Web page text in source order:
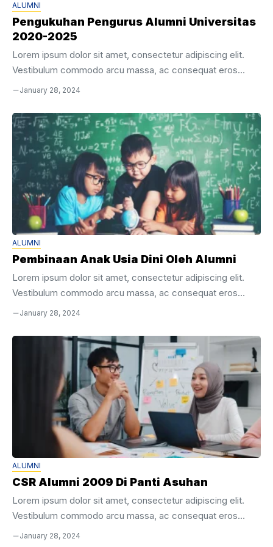
ALUMNI
Pengukuhan Pengurus Alumni Universitas
2020-2025
Lorem ipsum dolor sit amet, consectetur adipiscing elit.
Vestibulum commodo arcu massa, ac consequat eros
placerat quis. Aenean velit mi, consequat eget odio nec,
commodo vitae sit amet velit. Nulla facilisi. Quisque sed
dignissim turpis. Integer porta accumsan venenatis. Nunc
sit amet arcu vitae quam porttitor efficitur. Fusce quis eros
suscipit, mollis neque a, convallis nisi. Etiam ac dolor libero.
Vivamus scelerisque purus ut facilisis ultricies. Nullam
ornare, lacus fringilla finibus ...
January 28, 2024
ALUMNI
Pembinaan Anak Usia Dini Oleh Alumni
Lorem ipsum dolor sit amet, consectetur adipiscing elit.
Vestibulum commodo arcu massa, ac consequat eros
placerat quis. Aenean velit mi, consequat eget odio nec,
commodo vitae sit amet velit. Nulla facilisi. Quisque sed
dignissim turpis. Integer porta accumsan venenatis. Nunc
sit amet arcu vitae quam porttitor efficitur. Fusce quis eros
suscipit, mollis neque a, convallis nisi. Etiam ac dolor libero.
Vivamus scelerisque purus ut facilisis ultricies. Nullam
ornare, lacus fringilla finibus ...
January 28, 2024
ALUMNI
CSR Alumni 2009 Di Panti Asuhan
Lorem ipsum dolor sit amet, consectetur adipiscing elit.
Vestibulum commodo arcu massa, ac consequat eros
placerat quis. Aenean velit mi, consequat eget odio nec,
January 28, 2024